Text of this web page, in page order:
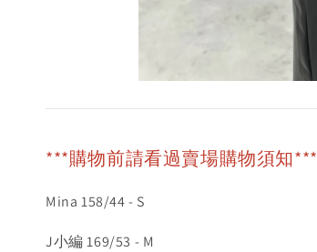
***購物前請看過賣場購物須知***
Mina 158/44 - S
J小編 169/53 - M